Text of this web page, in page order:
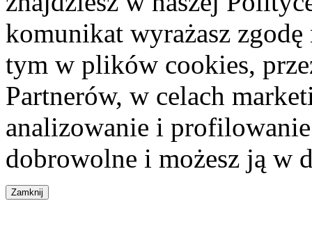
komunikat wyrażasz
tym w plików cookies,
Partnerów, w celach
analizowanie i
dobrowolne i możesz ją w